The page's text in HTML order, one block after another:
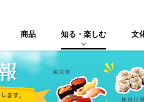
商品 知る・楽しむ 文